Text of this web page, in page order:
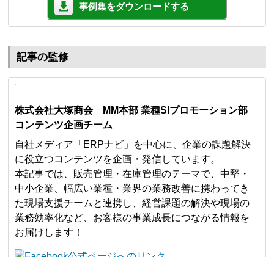
事例集をダウンロードする
記事の監修
株式会社大塚商会 MM本部 業種SIプロモーション部
コンテンツ企画チーム
自社メディア「ERPナビ」を中心に、企業の課題解決
に役立つコンテンツを企画・発信しています。
本記事では、販売管理・在庫管理のテーマで、中堅・
中小企業、幅広い業種・業界の業務改善に携わってき
た現場支援チームと連携し、経営課題の解決や現場の
業務効率化など、お客様の事業成長につながる情報を
お届けします！